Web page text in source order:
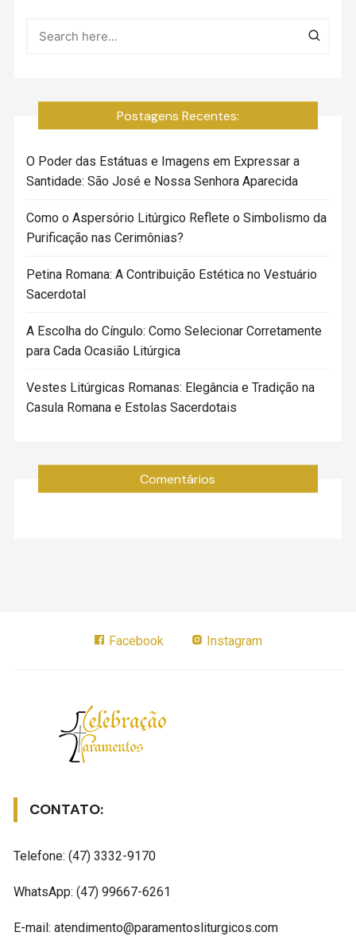
Postagens Recentes:
O Poder das Estátuas e Imagens em Expressar a
Santidade: São José e Nossa Senhora Aparecida
Como o Aspersório Litúrgico Reflete o Simbolismo da
Purificação nas Cerimônias?
Petina Romana: A Contribuição Estética no Vestuário
Sacerdotal
A Escolha do Cíngulo: Como Selecionar Corretamente
para Cada Ocasião Litúrgica
Vestes Litúrgicas Romanas: Elegância e Tradição na
Casula Romana e Estolas Sacerdotais
Comentários
Facebook Instagram
CONTATO:
Telefone: (47) 3332-9170
WhatsApp: (47) 99667-6261
E-mail: atendimento@paramentosliturgicos.com